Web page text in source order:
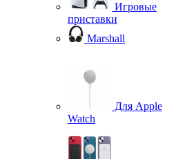
Игровые
приставки
Marshall
Для Apple
Watch